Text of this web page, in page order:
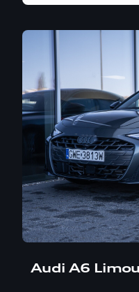
Audi A6